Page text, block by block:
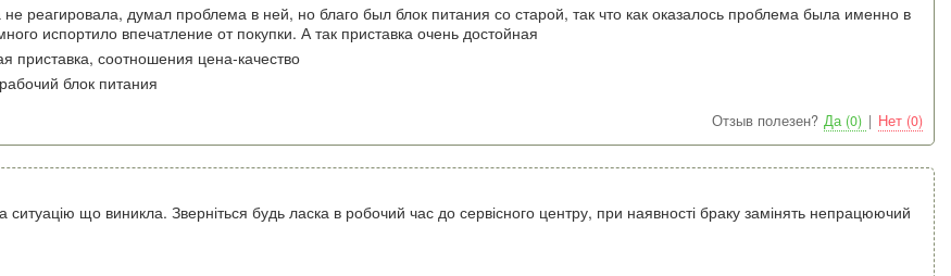
реагировала, думал проблема в ней, но благо был блок питания со старой, так что как оказалось проблема была именно в
испортило впечатление от покупки. А так приставка очень достойная
приставка, соотношения цена-качество
блок питания
Отзыв полезен? Да (0) | Нет (0)
що виникла. Зверніться будь ласка в робочий час до сервісного центру, при наявності браку замінять непрацюючий